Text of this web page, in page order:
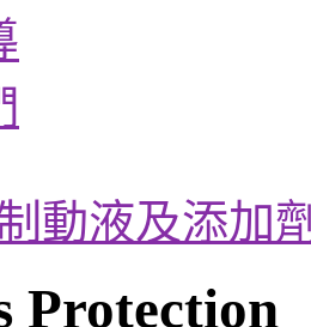
動液及添加
Protection